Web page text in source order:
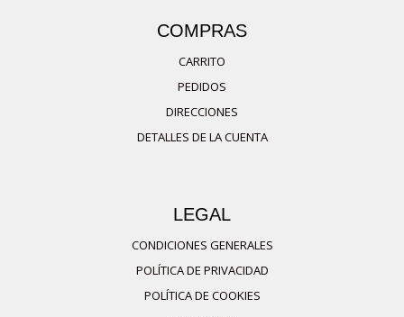
página
COMPRAS
CARRITO
PEDIDOS
DIRECCIONES
DETALLES DE LA CUENTA
LEGAL
CONDICIONES GENERALES
POLÍTICA DE PRIVACIDAD
POLÍTICA DE COOKIES